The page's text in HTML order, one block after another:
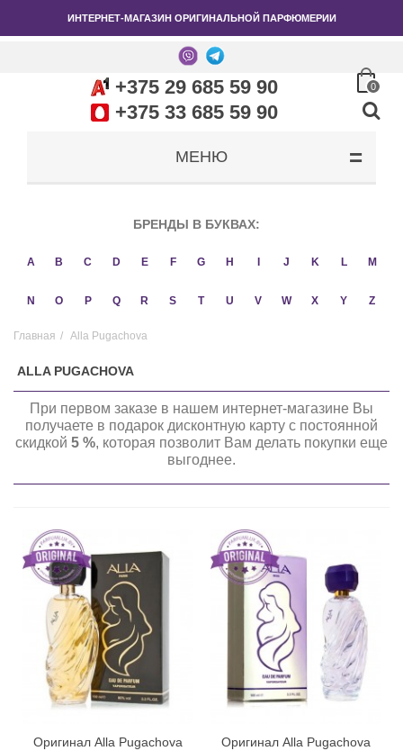
ИНТЕРНЕТ-МАГАЗИН ОРИГИНАЛЬНОЙ ПАРФЮМЕРИИ
+375 29 685 59 90
+375 33 685 59 90
0
МЕНЮ
БРЕНДЫ В БУКВАХ:
A B C D E F G H J K L M
N O P Q R S T U V W X Y Z
Главная / Alla Pugachova
ALLA PUGACHOVA
При первом заказе в нашем интернет-магазине Вы
получаете в подарок дисконтную карту с постоянной
скидкой 5 %, которая позволит Вам делать покупки еще
выгоднее.
Оригинал Alla Pugachova
Оригинал Alla Pugachova